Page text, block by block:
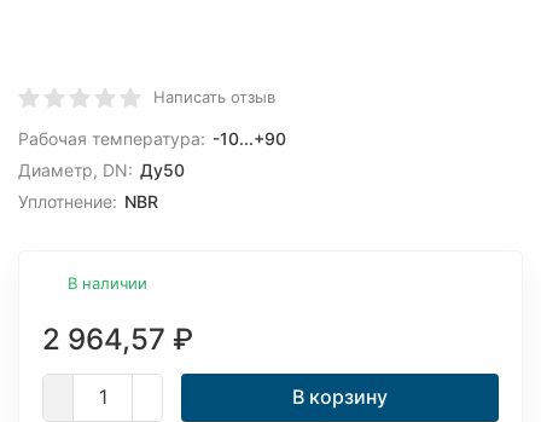
Написать отзыв
Рабочая температура: -10...+90
Диаметр, DN: Ду50
Уплотнение: NBR
В наличии
2 964,57 ₽
В корзину